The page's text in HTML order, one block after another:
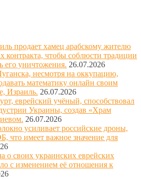
продает хамец арабскому жителю
контракта, чтобы соблюсти традиции
его уничтожения. 26.07.2026
несмотря на оккупацию,
математику онлайн своим
Израиль. 26.07.2026
еврейский учёный, способствовал
Украины, создав «Храм
26.07.2026
усиливает российские дроны,
что имеет важное значение для
о своих украинских еврейских
с изменением её отношения к